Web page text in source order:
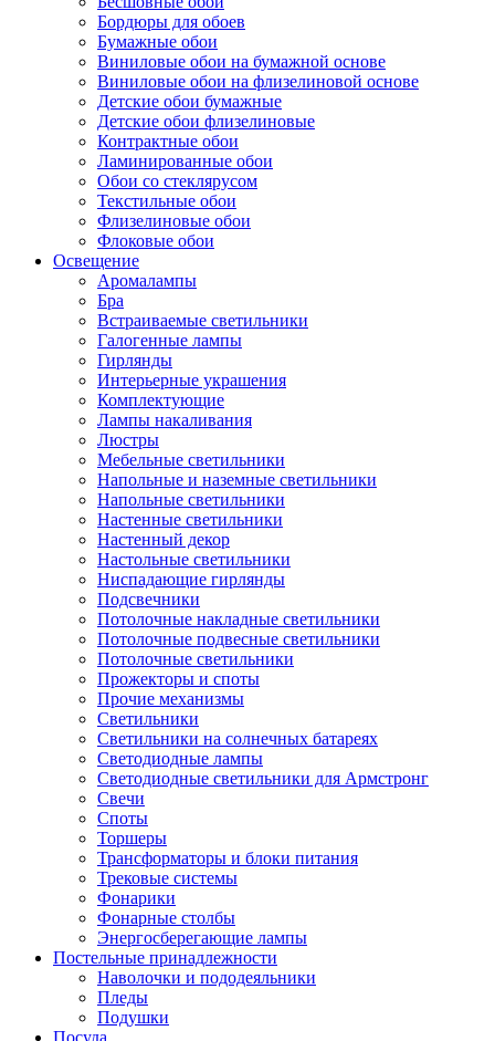
Бордюры для обоев
Бумажные обои
Виниловые обои на бумажной основе
Виниловые обои на флизелиновой основе
Детские обои бумажные
Детские обои флизелиновые
Контрактные обои
Ламинированные обои
Обои со стеклярусом
Текстильные обои
Флизелиновые обои
Флоковые обои
Освещение
Аромалампы
Бра
Встраиваемые светильники
Галогенные лампы
Гирлянды
Интерьерные украшения
Комплектующие
Лампы накаливания
Люстры
Мебельные светильники
Напольные и наземные светильники
Напольные светильники
Настенные светильники
Настенный декор
Настольные светильники
Ниспадающие гирлянды
Подсвечники
Потолочные накладные светильники
Потолочные подвесные светильники
Потолочные светильники
Прожекторы и споты
Прочие механизмы
Светильники
Светильники на солнечных батареях
Светодиодные лампы
Светодиодные светильники для Армстронг
Свечи
Споты
Торшеры
Трансформаторы и блоки питания
Трековые системы
Фонарики
Фонарные столбы
Энергосберегающие лампы
Постельные принадлежности
Наволочки и пододеяльники
Пледы
Подушки
Посуда